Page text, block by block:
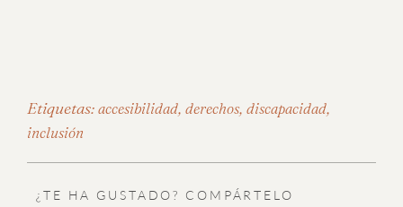
Etiquetas: accesibilidad, derechos, discapacidad,
inclusión
¿TE HA GUSTADO? COMPÁRTELO